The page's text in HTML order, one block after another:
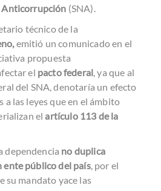
Anticorrupción (SNA).
técnico de la
emitió un comunicado en el
propuesta
el pacto federal, ya que al
del SNA, denotaría un efecto
a las leyes que en el ámbito
elartículo 113 de la
dependencia no duplica
ente público del país, por el
su mandato yace las